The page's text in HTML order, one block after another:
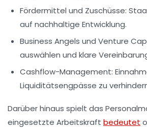
Fördermittel und Zuschüsse:
auf nachhaltige Entwicklung.
Business Angels und Venture
auswählen und klare
Cashflow-Management:
Liquiditätsengpässe zu
Darüber hinaus spielt das
eingesetzte Arbeitskraft bedeutet